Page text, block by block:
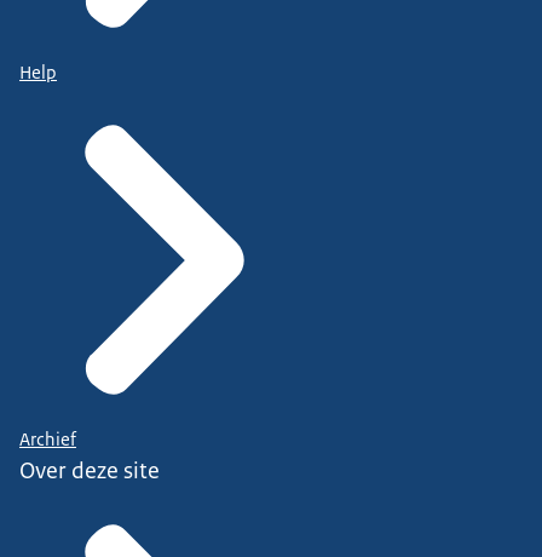
Help
Archief
Over deze site